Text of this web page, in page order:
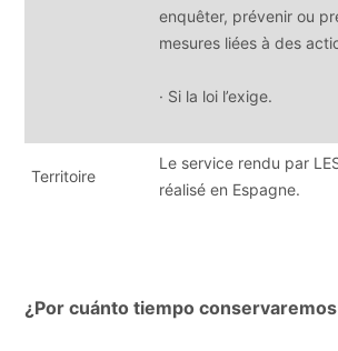
enquêter, prévenir ou
mesures liées à des
· Si la loi l’exige.
Territoire
Le service rendu par
réalisé en Espagne.
¿Por cuánto tiempo